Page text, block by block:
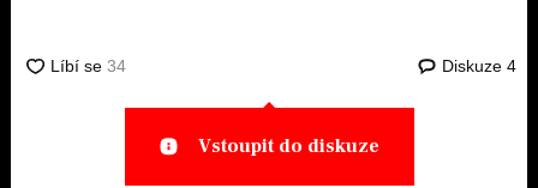
Diskuze 4
Vstoupit do diskuze